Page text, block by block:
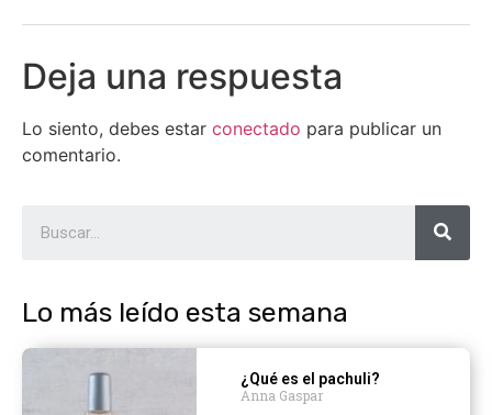
Deja una respuesta
Lo siento, debes estar conectado para publicar un
comentario.
Lo más leído esta semana
¿Qué es el pachuli?
Anna Gaspar